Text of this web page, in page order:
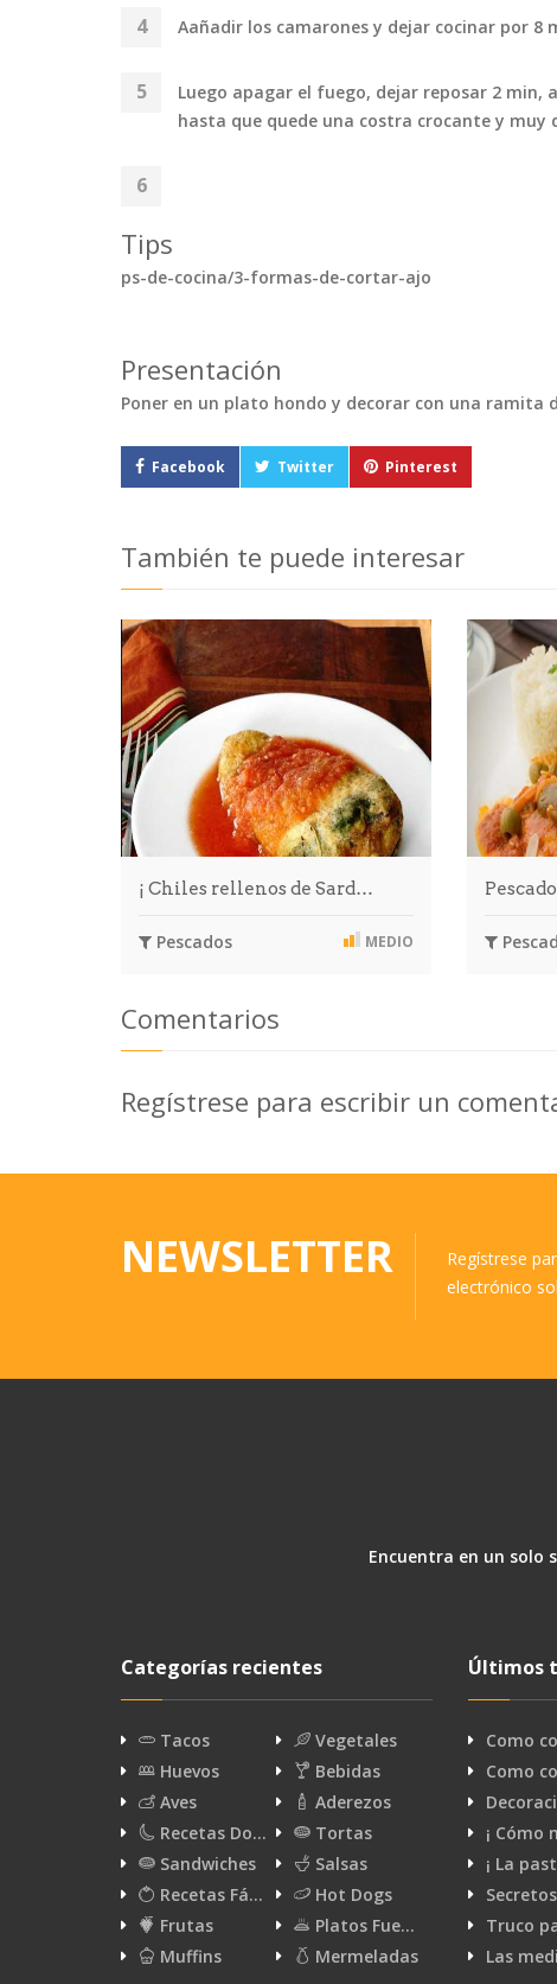
Aañadir los camarones y dejar cocinar por 8
Luego apagar el fuego, dejar reposar 2
hasta que quede una costra crocante y
Tips
ps-de-cocina/3-formas-de-cortar-ajo
Presentación
Poner en un plato hondo y decorar con una ramita
Facebook Twitter Pinterest
También te puede interesar
¡ Chiles rellenos de Sard…
Pescados MEDIO
Comentarios
Regístrese para escribir un
NEWSLETTER
Regístrese
electrónico
Encuentra en un solo
Categorías recientes
Tacos
Vegetales
Huevos
Bebidas
Aves
Aderezos
Recetas Do…
Tortas
Sandwiches
Salsas
Recetas Fá…
Hot Dogs
Frutas
Platos Fue…
Muffins
Mermeladas
Últimos
Como
Como
¡
¡ La
Truco
Las